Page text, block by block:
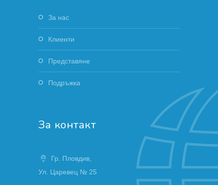
За нас
Клиенти
Представяне
Подръжка
За контакт
Гр. Пловдив,
Ул. Царевец № 25